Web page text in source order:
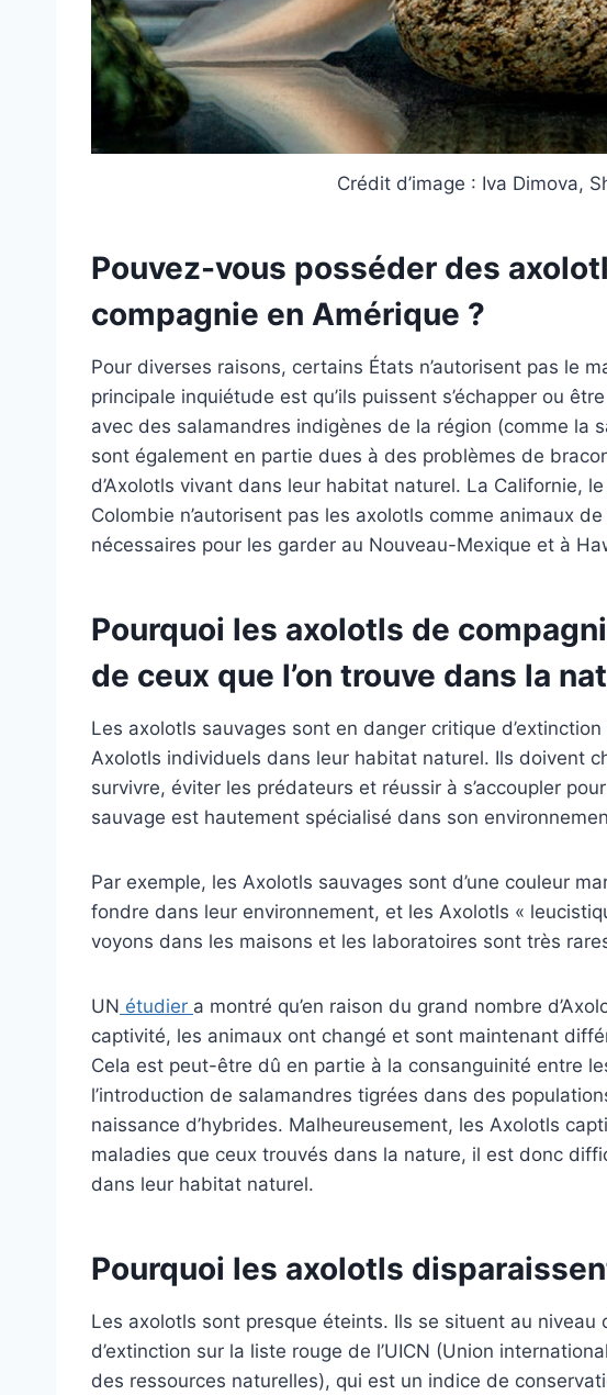
Crédit d’image : Iva Dimova,
Pouvez-vous posséder des
compagnie en Amérique ?
Pour diverses raisons, certains États n’autorisent pas le
principale inquiétude est qu’ils puissent s’échapper ou
avec des salamandres indigènes de la région (comme la
sont également en partie dues à des problèmes de
d’Axolotls vivant dans leur habitat naturel. La Californie,
Colombie n’autorisent pas les axolotls comme animaux
nécessaires pour les garder au Nouveau-Mexique et à
Pourquoi les axolotls de
de ceux que l’on trouve dans la
Les axolotls sauvages sont en danger critique
Axolotls individuels dans leur habitat naturel. Ils doivent
survivre, éviter les prédateurs et réussir à s’accoupler
sauvage est hautement spécialisé dans son
Par exemple, les Axolotls sauvages sont d’une couleur
fondre dans leur environnement, et les Axolotls «
voyons dans les maisons et les laboratoires sont très
UN étudier a montré qu’en raison du grand nombre
captivité, les animaux ont changé et sont maintenant
Cela est peut-être dû en partie à la consanguinité entre
l’introduction de salamandres tigrées dans des
naissance d’hybrides. Malheureusement, les Axolotls
maladies que ceux trouvés dans la nature, il est donc
dans leur habitat naturel.
Pourquoi les axolotls
Les axolotls sont presque éteints. Ils se situent au niveau
d’extinction sur la liste rouge de l’UICN (Union
des ressources naturelles), qui est un indice de